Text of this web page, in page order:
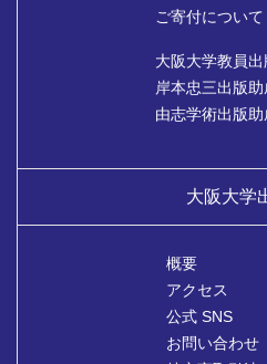
ご寄付について
大阪大学教員
岸本忠三出版助
由志学術出版助
大阪大学
概要
アクセス
公式 SNS
お問い合わせ